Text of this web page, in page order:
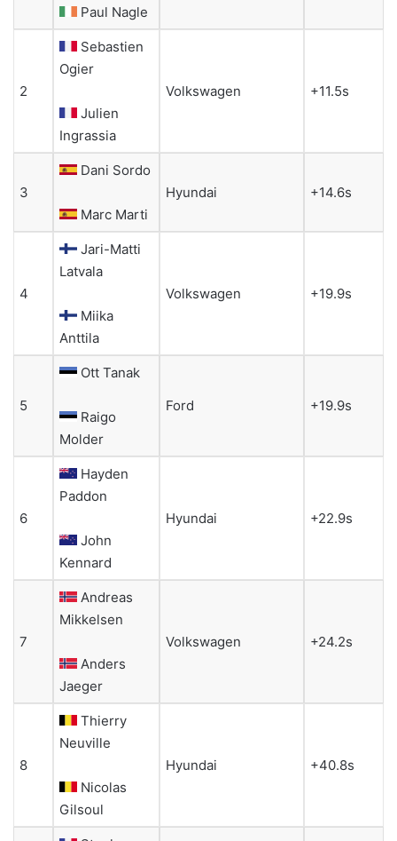
Paul Nagle
2
Sebastien
Ogier
Julien
Ingrassia
Volkswagen +11.5s
3
Dani Sordo
Marc Marti
Hyundai +14.6s
4
Jari-Matti
Latvala
Miika
Anttila
Volkswagen +19.9s
5
Ott Tanak
Raigo
Molder
Ford +19.9s
6
Hayden
Paddon
John
Kennard
Hyundai +22.9s
7
Andreas
Mikkelsen
Anders
Jaeger
Volkswagen +24.2s
8
Thierry
Neuville
Nicolas
Gilsoul
Hyundai +40.8s